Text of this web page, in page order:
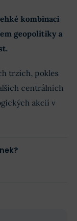
kombinaci
geopolitiky a
trzích, pokles
centrálních
akcií v